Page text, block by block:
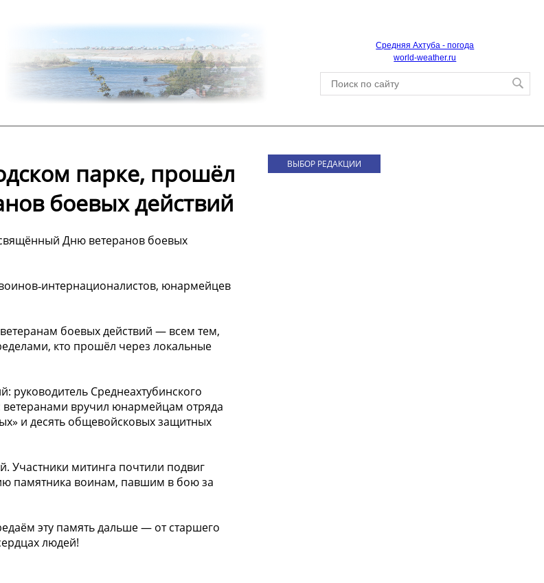
Средняя Ахтуба - погода
world-weather.ru
парке, прошёл
боевых действий
Дню ветеранов боевых
юнармейцев
боевых действий — всем тем,
кто прошёл через локальные
руководитель Среднеахтубинского
ветеранами вручил юнармейцам отряда
и десять общевойсковых защитных
Участники митинга почтили подвиг
памятника воинам, павшим в бою за
эту память дальше — от старшего
людей!
ВЫБОР РЕДАКЦИИ